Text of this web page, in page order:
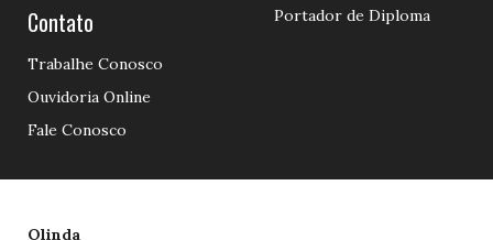
Contato
Trabalhe Conosco
Ouvidoria Online
Fale Conosco
Portador de Diploma
Olinda